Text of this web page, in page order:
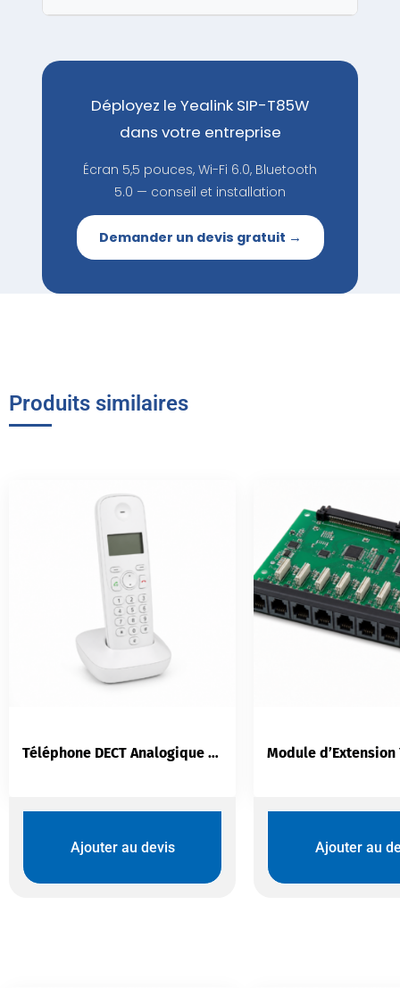
Déployez le Yealink SIP-T85W
dans votre entreprise
Écran 5,5 pouces, Wi-Fi 6.0, Bluetooth
5.0 — conseil et installation
Demander un devis gratuit →
Produits similaires
Téléphone DECT Analogique Logicom Vega150 Solo Blanc
Ajouter au devis Ajouter au